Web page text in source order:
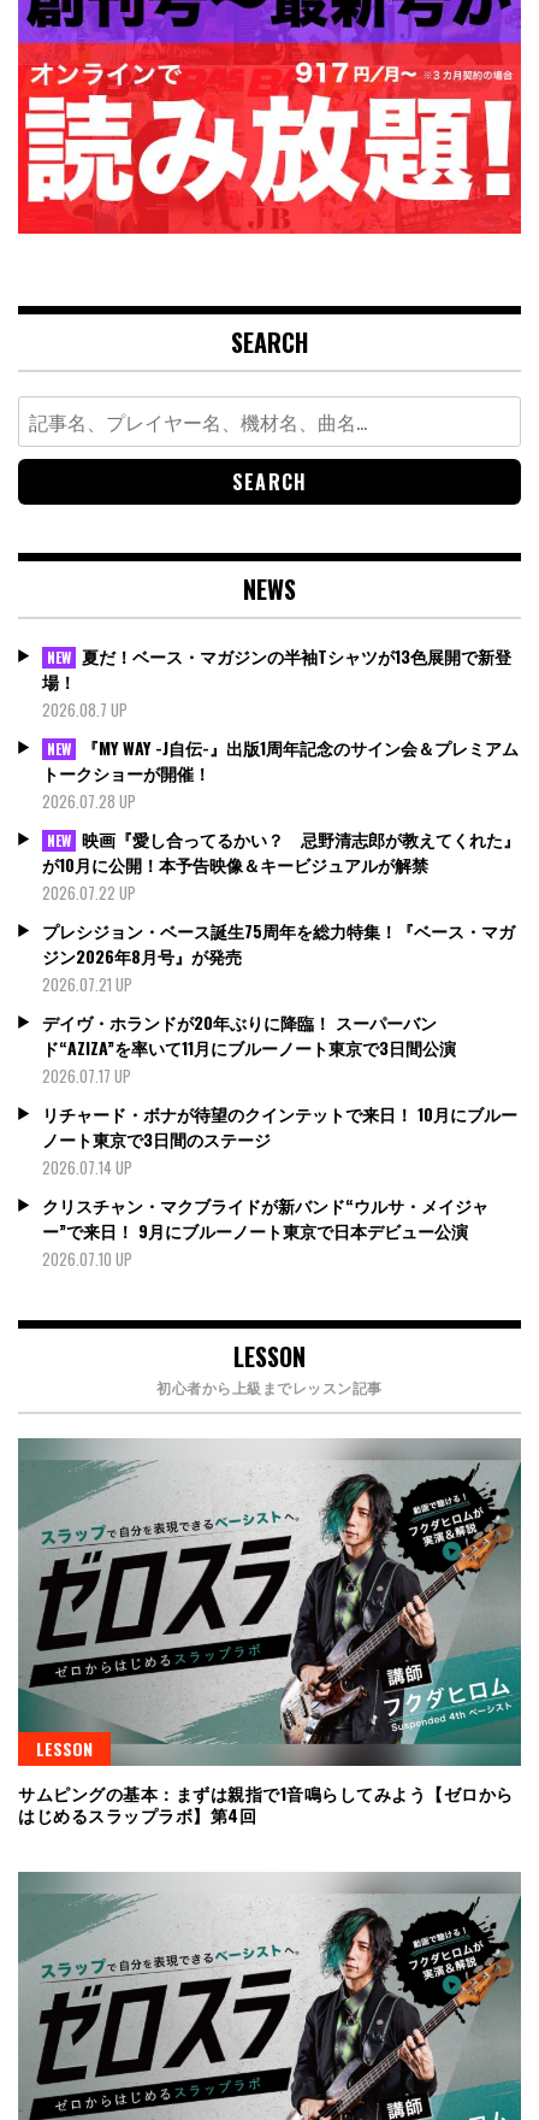
SEARCH
Search
for:
NEWS
NEW 夏だ！ベース・マガジンの半袖Tシャツが13色展開で新登
場！
2026.08.7 UP
NEW
『MY WAY -J自伝-』出版1周年記念のサイン会＆プレミアム
トークショーが開催！
2026.07.28 UP
NEW 映画『愛し合ってるかい？ 忌野清志郎が教えてくれた』
が10月に公開！本予告映像＆キービジュアルが解禁
2026.07.22 UP
プレシジョン・ベース誕生75周年を総力特集！『ベース・マガ
ジン2026年8月号』が発売
2026.07.21 UP
デイヴ・ホランドが20年ぶりに降臨！ スーパーバン
ド“AZIZA”を率いて11月にブルーノート東京で3日間公演
2026.07.17 UP
リチャード・ボナが待望のクインテットで来日！ 10月にブルー
ノート東京で3日間のステージ
2026.07.14 UP
クリスチャン・マクブライドが新バンド“ウルサ・メイジャ
ー”で来日！ 9月にブルーノート東京で日本デビュー公演
2026.07.10 UP
LESSON
初心者から上級までレッスン記事
LESSON
サムピングの基本：まずは親指で1音鳴らしてみよう【ゼロから
はじめるスラップラボ】第4回